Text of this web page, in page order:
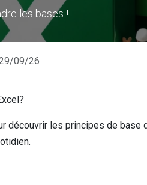
les bases !
09/26
découvrir les principes de base